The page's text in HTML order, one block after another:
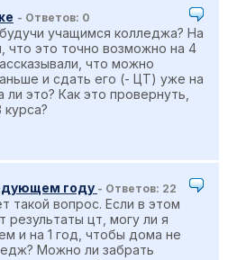
- Ответов: 0
учащимся колледжа? На
что это точно возможно на 4
что можно
и сдать его (- ЦТ) уже на
это? Как это провернуть,
году - Ответов: 22
такой вопрос. Если в этом
результаты цт, могу ли я
и на 1 год, чтобы дома не
Можно ли забрать